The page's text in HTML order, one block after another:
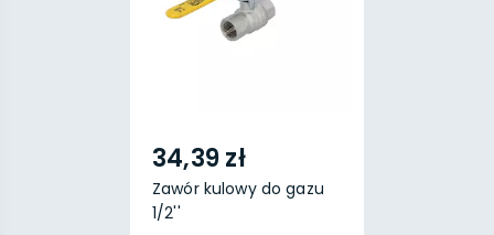
34,39 zł
Zawór kulowy do gazu
1/2''